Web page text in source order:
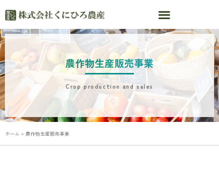
農作物生産販売事業
Crop production and sales
ホーム » 農作物生産販売事業